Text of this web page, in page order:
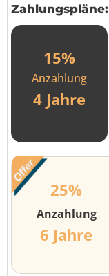
Zahlungspläne:
15%
Anzahlung
4 Jahre
25%
Anzahlung
6 Jahre